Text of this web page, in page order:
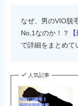
なぜ、男のVIO脱
No,1なのか！？
で詳細をまとめて
人気記事